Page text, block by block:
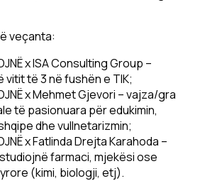
veçanta:
x ISA Consulting Group –
të 3 në fushën e TIK;
x Mehmet Gjevori – vajza/gra
të pasionuara për edukimin,
dhe vullnetarizmin;
x Fatlinda Drejta Karahoda –
farmaci, mjekësi ose
(kimi, biologji, etj).